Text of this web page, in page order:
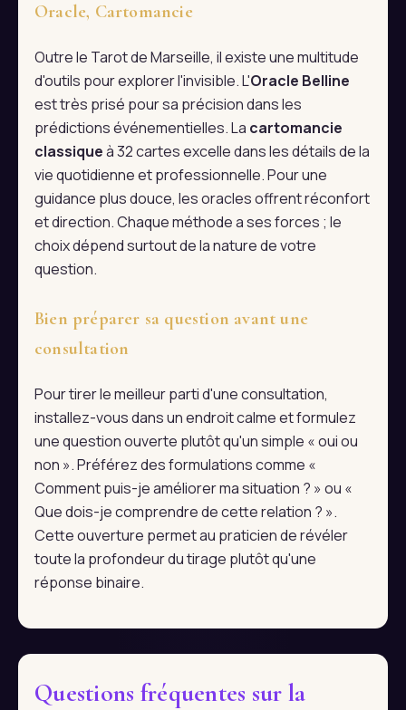
Oracle, Cartomancie
Outre le Tarot de Marseille, il existe une multitude
d'outils pour explorer l'invisible. L'Oracle Belline
est très prisé pour sa précision dans les
prédictions événementielles. La cartomancie
classiqueà 32 cartes excelle dans les détails de la
vie quotidienne et professionnelle. Pour une
guidance plus douce, les oracles offrent réconfort
et direction. Chaque méthode a ses forces ; le
choix dépend surtout de la nature de votre
question.
Bien préparer sa question avant une
consultation
Pour tirer le meilleur parti d'une consultation,
installez-vous dans un endroit calme et formulez
une question ouverte plutôt qu'un simple « oui ou
non ». Préférez des formulations comme «
Comment puis-je améliorer ma situation ? » ou «
Que dois-je comprendre de cette relation ? ».
Cette ouverture permet au praticien de révéler
toute la profondeur du tirage plutôt qu'une
réponse binaire.
Questions fréquentes sur la